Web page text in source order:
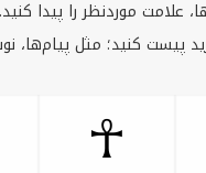
علامت موردنظر را پیدا
پیست کنید؛ مثل پیام‌ها،
☥